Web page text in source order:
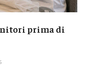
prima di